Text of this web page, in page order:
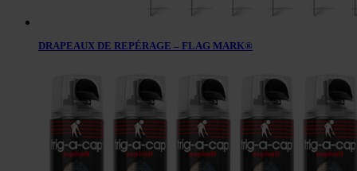
DRAPEAUX DE REPÉRAGE – FLAG MARK®